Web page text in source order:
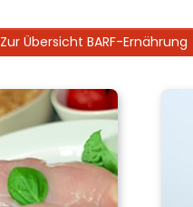
Zur Übersicht BARF-Ernährung